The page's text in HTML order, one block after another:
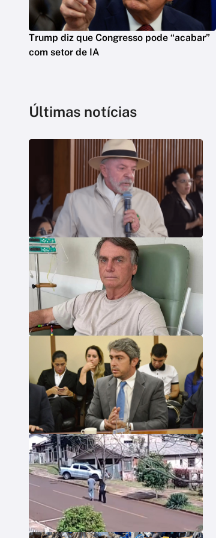
Trump diz que Congresso pode “acabar”
com setor de IA
Últimas notícias